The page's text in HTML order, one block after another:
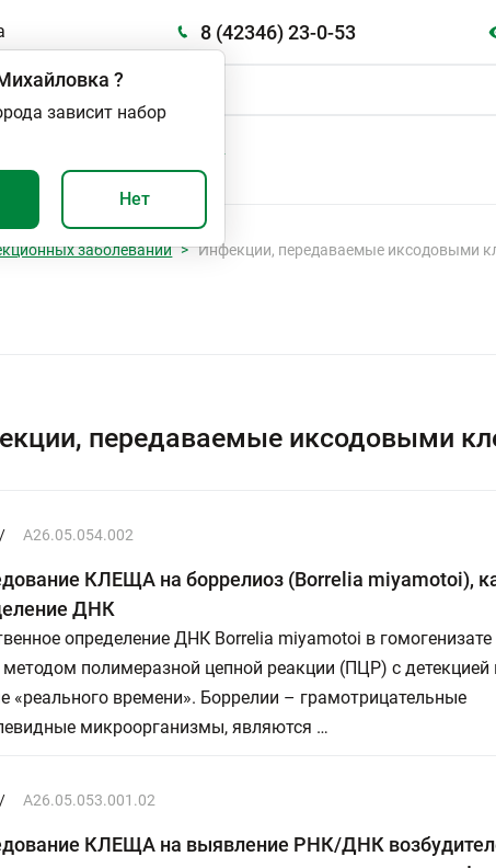
8 (42346) 23-0-53
?
зависит набор
Нет
заболеваний Инфекции, передаваемые иксодовыми
передаваемые иксодовыми
/ A26.05.054.002
КЛЕЩА на боррелиоз (Borrelia miyamotoi),
ДНК
определение ДНК Borrelia miyamotoi в гомогенизате
полимеразной цепной реакции (ПЦР) с детекцией
«реального времени». Боррелии – грамотрицательные
микроорганизмы, являются …
/ A26.05.053.001.02
КЛЕЩА на выявление РНК/ДНК